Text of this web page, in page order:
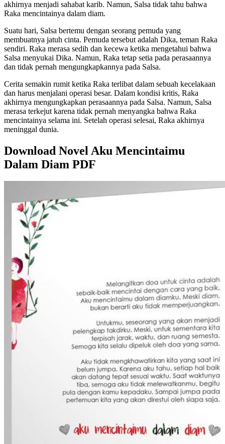
akhirnya menjadi sahabat karib. Namun, Salsa tidak tahu bahwa
Raka mencintainya dalam diam.
Suatu hari, Salsa bertemu dengan seorang pemuda yang
membuatnya jatuh cinta. Pemuda tersebut adalah Dika, teman Raka
sendiri. Raka merasa sedih dan kecewa ketika mengetahui bahwa
Salsa menyukai Dika. Namun, Raka tetap setia pada perasaannya
dan tidak pernah mengungkapkannya pada Salsa.
Cerita semakin rumit ketika Raka terlibat dalam sebuah kecelakaan
dan harus menjalani operasi besar. Dalam kondisi kritis, Raka
akhirnya mengungkapkan perasaannya pada Salsa. Namun, Salsa
merasa terkejut karena tidak pernah menyangka bahwa Raka
mencintainya selama ini. Setelah operasi selesai, Raka akhirnya
meninggal dunia.
Download Novel Aku Mencintaimu
Dalam Diam PDF